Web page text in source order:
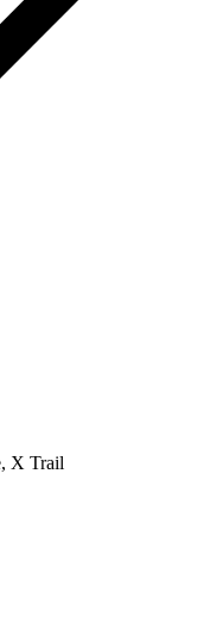
X Trail